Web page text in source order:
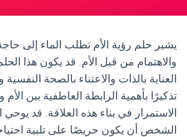
يشير حلم رؤية الأم تطلب الماء إلى
والاهتمام من قبل الأم. قد يكون هذا
العناية بالذات والاعتناء بالصحة
تذكيرًا بأهمية الرابطة العاطفية بين الأم
الاستمرار في بناء هذه العلاقة. قد
الشخص أن يكون حريصًا على تلبية